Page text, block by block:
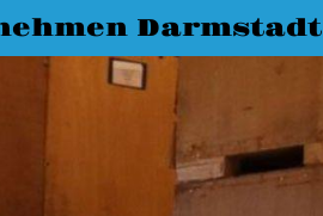
Darmstadt